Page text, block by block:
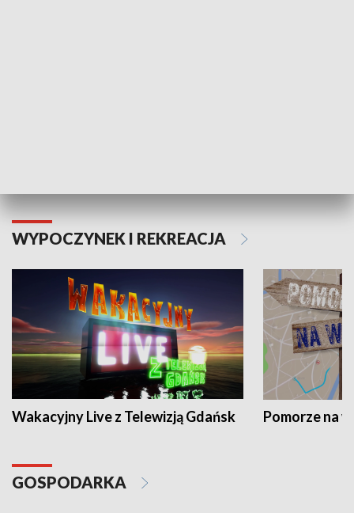
WYPOCZYNEK I REKREACJA
Wakacyjny Live z Telewizją Gdańsk Pomorze na
GOSPODARKA